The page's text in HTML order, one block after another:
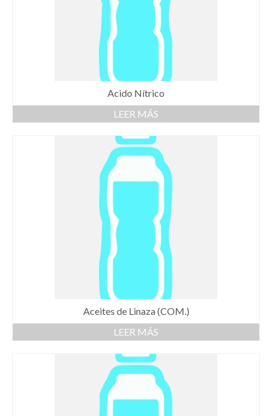
Acido Nítrico
LEER MÁS
Aceites de Linaza (COM.)
LEER MÁS